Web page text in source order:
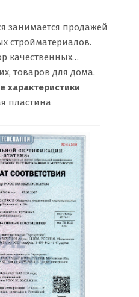
занимается продажей
стройматериалов.
качественных
товаров для дома.
характеристики
пластина